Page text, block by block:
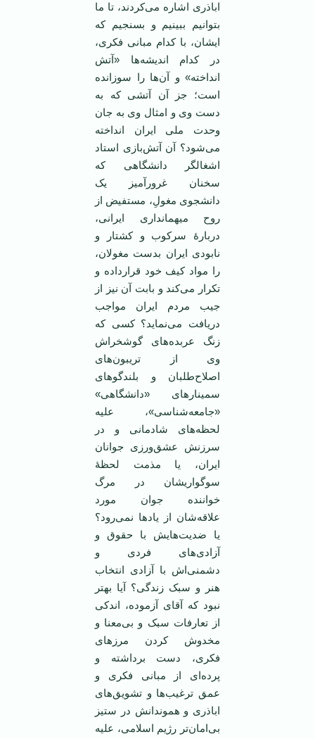
اباذری اشاره می‌کردند، تا ما
بتوانیم ببینیم و بسنجیم که
ایشان، با کدام مبانی فکری،
در کدام اندیشه‌ها «آتش
انداخته» و آن‌ها را سوزانده
است؛ جز آن آتشی که به
دست وی و امثال وی به جان
وحدت ملی ایران انداخته
می‌شود؟ آن آتش‌بازی استاد
اشغالگر دانشگاهی که
سخنان غرورآمیز یک
دانشجوی مغولِ، مستفیض از
روح میهمانداری ایرانی،
دربارۀ سرکوب و کشتار و
نابودی ایران بدست مغولان،
را مواد کیف خود قرارداده و
تکرار می‌کند و بابت آن نیز از
جیب مردم ایران مواجب
دریافت می‌نماید؟ کسی که
زنگ عربده‌های گوشخراش
وی از تریبون‌های
اصلاح‌طلبان و بلندگوهای
سمینارهای «دانشگاهی»
«جامعه‌شناسی»، علیه
لحظه‌های شادمانی و در
سرزنش عشق‌ورزی جوانان
ایران، یا مذمت لحظۀ
سوگواریشان در مرگ
خواننده جوان مورد
علاقه‌شان از یادها نمی‌رود؟
یا ضدیت‌هایش با حقوق و
آزادی‌های فردی و
دشمنی‌اش با آزادی انتخاب
هنر و سبک زندگی؟ آیا بهتر
نبود که آقای آزموده، اندکی
از تعارفات سبک و بی‌معنا و
مخدوش کردن مرزهای
فکری، دست برداشته و
پرده‌ای از مبانی فکری و
عمق ترغیب‌ها و تشویق‌های
اباذری و هموندانش در ستیز
بی‌امان‌تر رژیم اسلامی، علیه